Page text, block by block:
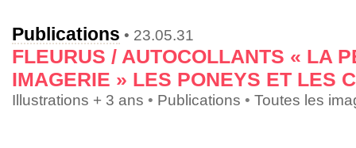
Publications • 23.05.31
FLEURUS / AUTOCOLLANTS « LA
IMAGERIE » LES PONEYS ET LES
Illustrations + 3 ans • Publications • Toutes les